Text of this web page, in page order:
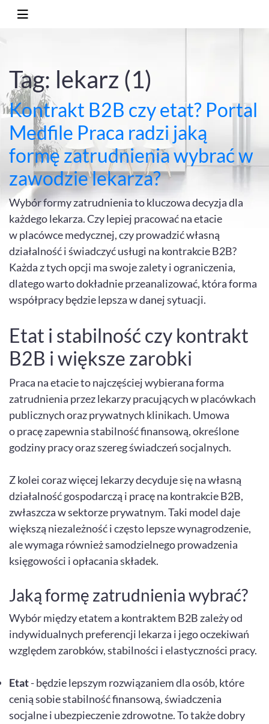
Tag: lekarz (1)
Kontrakt B2B czy etat? Portal
Medfile Praca radzi jaką
formę zatrudnienia wybrać w
zawodzie lekarza?
Wybór formy zatrudnienia to kluczowa decyzja dla
każdego lekarza. Czy lepiej pracować na etacie
w placówce medycznej, czy prowadzić własną
działalność i świadczyć usługi na kontrakcie B2B?
Każda z tych opcji ma swoje zalety i ograniczenia,
dlatego warto dokładnie przeanalizować, która forma
współpracy będzie lepsza w danej sytuacji.
Etat i stabilność czy kontrakt
B2B i większe zarobki
Praca na etacie to najczęściej wybierana forma
zatrudnienia przez lekarzy pracujących w placówkach
publicznych oraz prywatnych klinikach. Umowa
o pracę zapewnia stabilność finansową, określone
godziny pracy oraz szereg świadczeń socjalnych.
Z kolei coraz więcej lekarzy decyduje się na własną
działalność gospodarczą i pracę na kontrakcie B2B,
zwłaszcza w sektorze prywatnym. Taki model daje
większą niezależność i często lepsze wynagrodzenie,
ale wymaga również samodzielnego prowadzenia
księgowości i opłacania składek.
Jaką formę zatrudnienia wybrać?
Wybór między etatem a kontraktem B2B zależy od
indywidualnych preferencji lekarza i jego oczekiwań
względem zarobków, stabilności i elastyczności pracy.
Etat- będzie lepszym rozwiązaniem dla osób, które
cenią sobie stabilność finansową, świadczenia
socjalne i ubezpieczenie zdrowotne. To także dobry